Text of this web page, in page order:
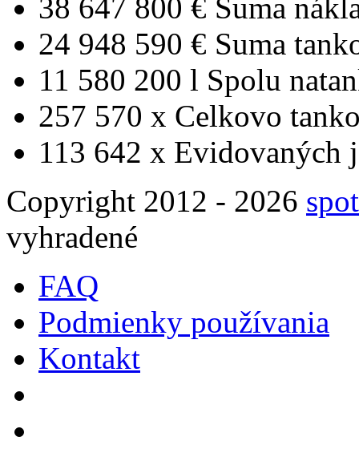
38 647 800 € Suma
24 948 590 € Suma
11 580 200 l Spolu
257 570 x Celkovo
113 642 x Evidovaných
Copyright 2012 - 2026
vyhradené
FAQ
Podmienky používania
Kontakt